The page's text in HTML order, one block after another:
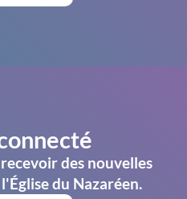
des nouvelles
du Nazaréen.